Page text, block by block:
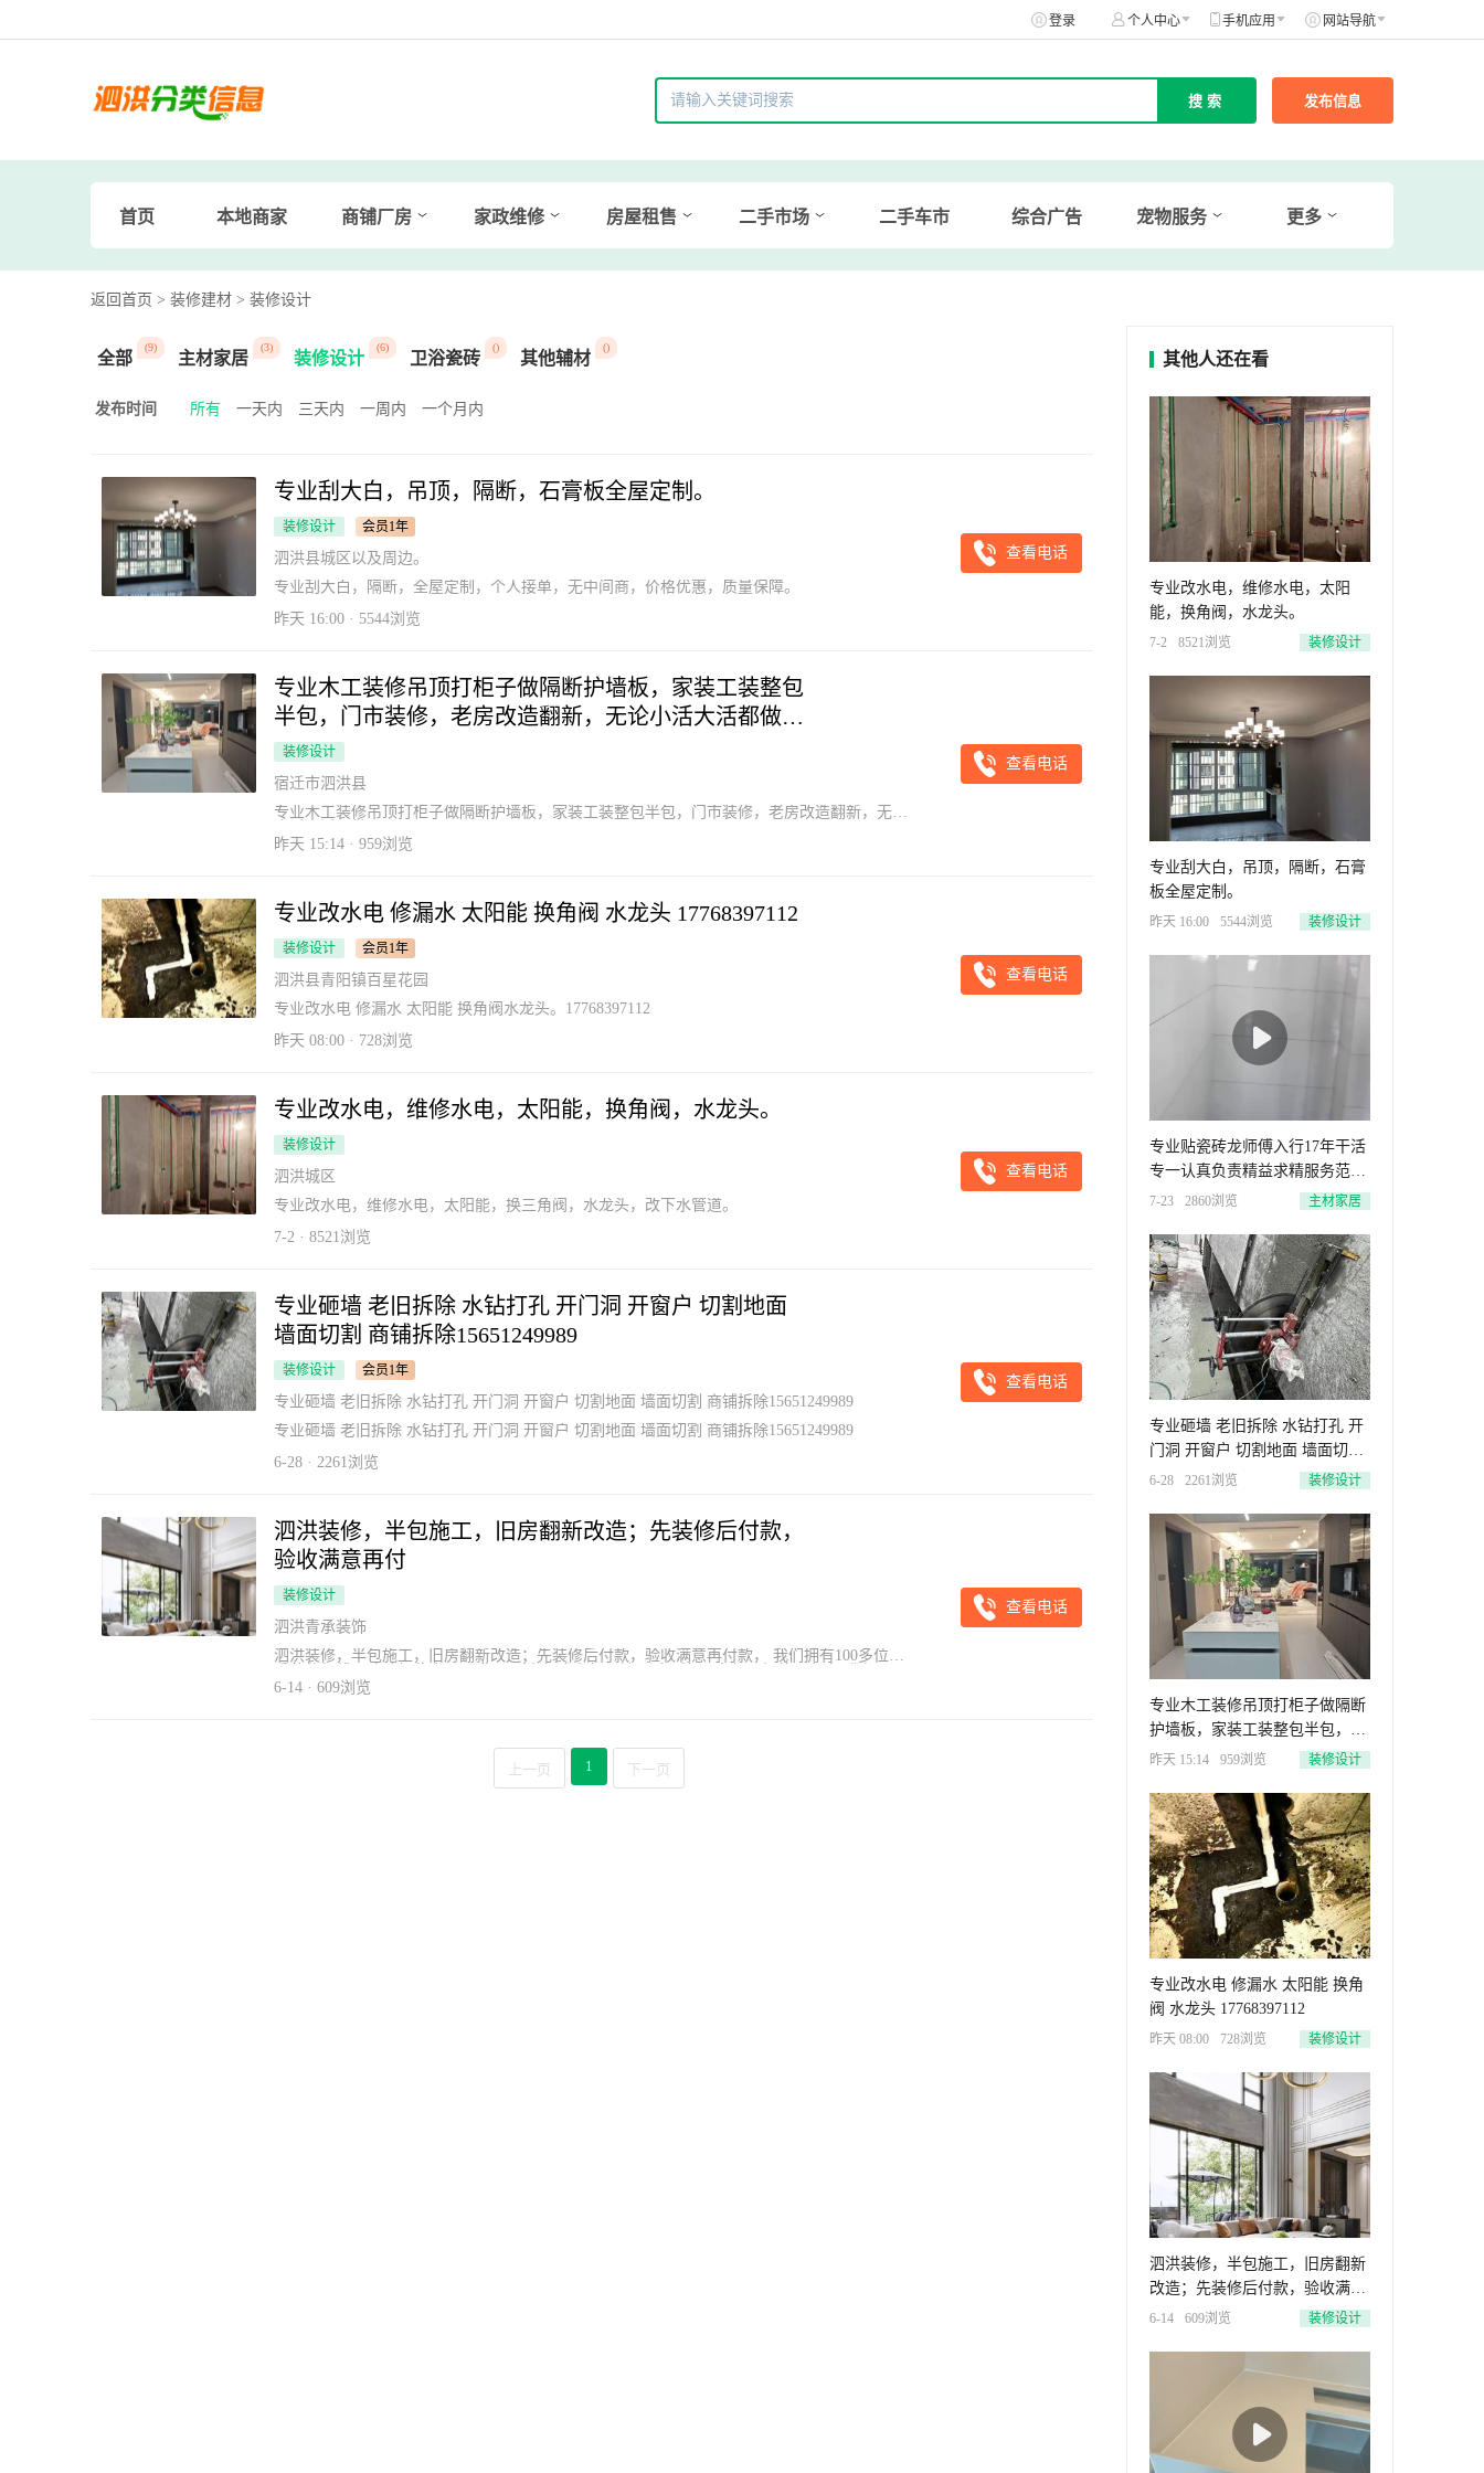
登录 个人中心 手机应用 网站导航
发布信息
首页 本地商家 商铺厂房 家政维修 房屋租售 二手市场 二手车市 综合广告 宠物服务 更多
返回首页 > 装修建材 > 装修设计
全部
(9)
主材家居
(3)
装修设计
(6)
卫浴瓷砖
()
其他辅材
()
发布时间 所有 一天内 三天内 一周内 一个月内
专业刮大白，吊顶，隔断，石膏板全屋定制。
装修设计 会员1年
泗洪县城区以及周边。
专业刮大白，隔断，全屋定制，个人接单，无中间商，价格优惠，质量保障。
昨天 16:00 · 5544浏览
查看电话
专业木工装修吊顶打柜子做隔断护墙板，家装工装整包
半包，门市装修，老房改造翻新，无论小活大活都做。
☎️：18036416662
装修设计
宿迁市泗洪县
专业木工装修吊顶打柜子做隔断护墙板，家装工装整包半包，门市装修，老房改造翻新，无论
昨天 15:14 · 959浏览
查看电话
专业改水电 修漏水 太阳能 换角阀 水龙头 17768397112
装修设计 会员1年
泗洪县青阳镇百星花园
专业改水电 修漏水 太阳能 换角阀水龙头。17768397112
昨天 08:00 · 728浏览
查看电话
专业改水电，维修水电，太阳能，换角阀，水龙头。
装修设计
泗洪城区
专业改水电，维修水电，太阳能，换三角阀，水龙头，改下水管道。
7-2 · 8521浏览
查看电话
专业砸墙 老旧拆除 水钻打孔 开门洞 开窗户 切割地面
墙面切割 商铺拆除15651249989
装修设计 会员1年
专业砸墙 老旧拆除 水钻打孔 开门洞 开窗户 切割地面 墙面切割 商铺拆除15651249989
专业砸墙 老旧拆除 水钻打孔 开门洞 开窗户 切割地面 墙面切割 商铺拆除15651249989
6-28 · 2261浏览
查看电话
泗洪装修，半包施工，旧房翻新改造；先装修后付款，
验收满意再付
装修设计
泗洪青承装饰
泗洪装修，半包施工，旧房翻新改造；先装修后付款，验收满意再付款， 我们拥有100多位好
咨询吧！ 可免费量房，出方案！想了解的可以点“我想要”咨训
6-14 · 609浏览
查看电话
上一页 1 下一页
其他人还在看
专业改水电，维修水电，太阳
能，换角阀，水龙头。
7-2 8521浏览 装修设计
专业刮大白，吊顶，隔断，石膏
板全屋定制。
昨天 16:00 5544浏览 装修设计
专业贴瓷砖龙师傅入行17年干活
专一认真负责精益求精服务范围
泗洪城区电话15151122807
7-23 2860浏览 主材家居
专业砸墙 老旧拆除 水钻打孔 开
门洞 开窗户 切割地面 墙面切割
商铺拆除15651249989
6-28 2261浏览 装修设计
专业木工装修吊顶打柜子做隔断
护墙板，家装工装整包半包，门
市装修，老房改造翻新，无论小
昨天 15:14 959浏览 装修设计
专业改水电 修漏水 太阳能 换角
阀 水龙头 17768397112
昨天 08:00 728浏览 装修设计
泗洪装修，半包施工，旧房翻新
改造；先装修后付款，验收满意
再付
6-14 609浏览 装修设计